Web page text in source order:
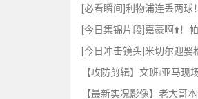
[必看瞬间]利物浦连丢两球
[今日集锦片段]嘉豪啊⬆️！
[今日冲击镜头]米切尔迎娶
【攻防剪辑】文班❕亚马
【最新实况影像】老大哥